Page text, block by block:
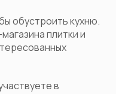
обустроить кухню.
плитки и
в